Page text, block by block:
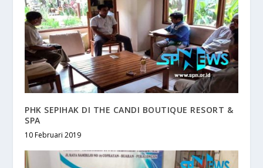
PHK SEPIHAK DI THE CANDI BOUTIQUE RESORT &
SPA
10 Februari 2019